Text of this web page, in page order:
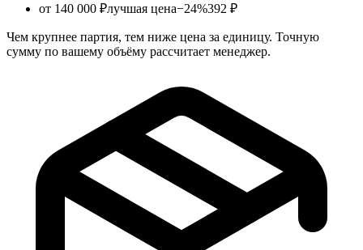
от 140 000 ₽лучшая цена−24%392 ₽
Чем крупнее партия, тем ниже цена за единицу. Точную
сумму по вашему объёму рассчитает менеджер.